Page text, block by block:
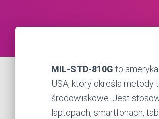
MIL-STD-810G to
USA, który określa
środowiskowe. Jest
laptopach, smartfonach,